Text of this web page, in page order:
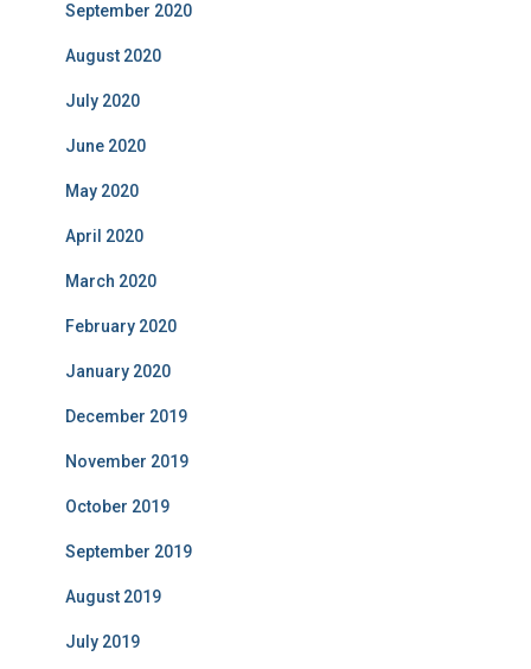
September 2020
August 2020
July 2020
June 2020
May 2020
April 2020
March 2020
February 2020
January 2020
December 2019
November 2019
October 2019
September 2019
August 2019
July 2019